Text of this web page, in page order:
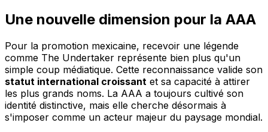
Une nouvelle dimension pour la AAA
Pour la promotion mexicaine, recevoir une légende
comme The Undertaker représente bien plus qu'un
simple coup médiatique. Cette reconnaissance valide son
statut international croissant et sa capacité à attirer
les plus grands noms. La AAA a toujours cultivé son
identité distinctive, mais elle cherche désormais à
s'imposer comme un acteur majeur du paysage mondial.